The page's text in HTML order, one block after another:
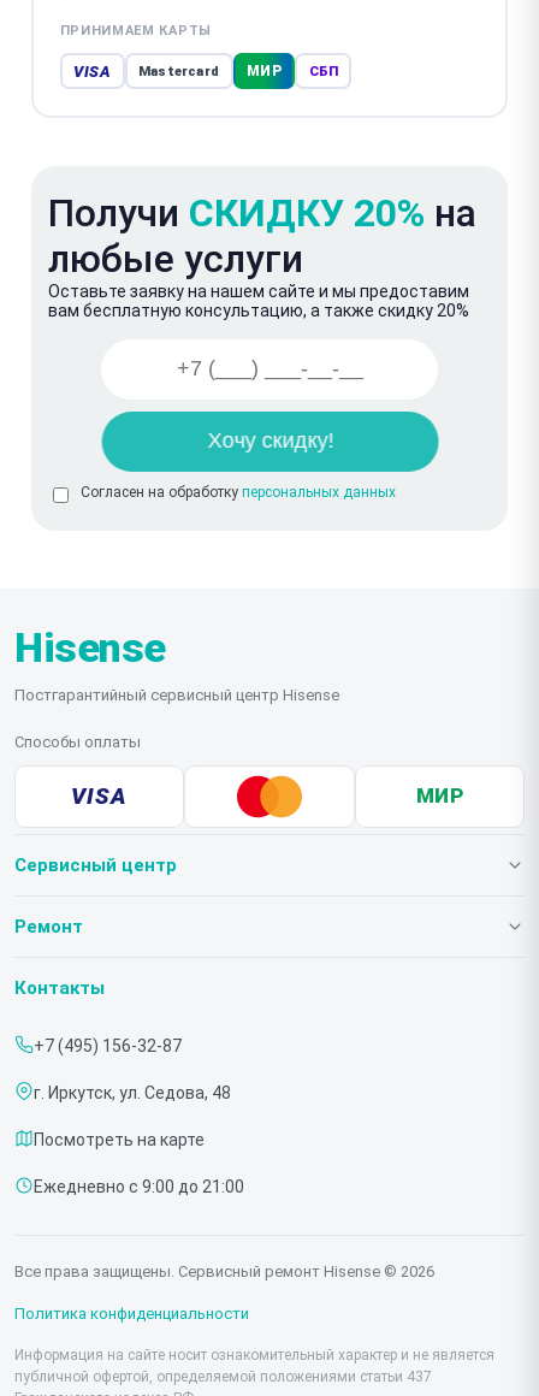
ПРИНИМАЕМ КАРТЫ
VISA Mastercard МИР СБП
Получи СКИДКУ 20% на
любые услуги
Оставьте заявку на нашем сайте и мы предоставим
вам бесплатную консультацию, а также скидку 20%
Согласен на обработку персональных данных
Hisense
Постгарантийный сервисный центр Hisense
Способы оплаты
VISA МИР
Сервисный центр
О нашем сервисе
Срочный ремонт
Доставка и способы оплаты
Диагностика
Контакты
Ремонт
Телевизоров
Проекторов
Контакты
+7 (495) 156-32-87
г. Иркутск, ул. Седова, 48
Посмотреть на карте
Ежедневно с 9:00 до 21:00
Все права защищены. Сервисный ремонт Hisense © 2026
Политика конфиденциальности
Информация на сайте носит ознакомительный характер и не является
публичной офертой, определяемой положениями статьи 437